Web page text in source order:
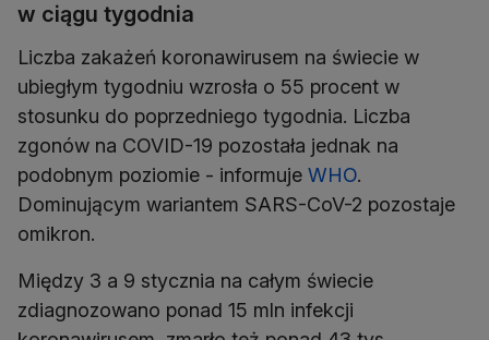
w ciągu tygodnia
Liczba zakażeń koronawirusem na świecie w
ubiegłym tygodniu wzrosła o 55 procent w
stosunku do poprzedniego tygodnia. Liczba
zgonów na COVID-19 pozostała jednak na
podobnym poziomie - informuje WHO.
Dominującym wariantem SARS-CoV-2 pozostaje
omikron.
Między 3 a 9 stycznia na całym świecie
zdiagnozowano ponad 15 mln infekcji